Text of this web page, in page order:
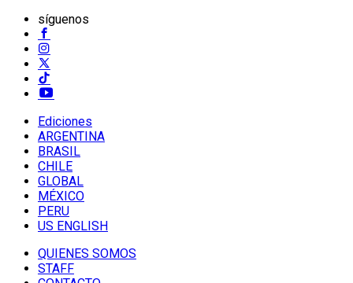
síguenos
Ediciones
ARGENTINA
BRASIL
CHILE
GLOBAL
MÉXICO
PERU
US ENGLISH
QUIENES SOMOS
STAFF